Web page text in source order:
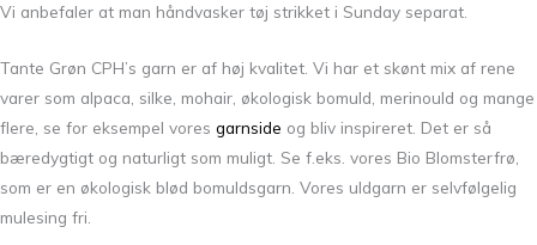
Vi anbefaler at man håndvasker tøj strikket i Sunday separat.
Tante Grøn CPH’s garn er af høj kvalitet. Vi har et skønt mix af rene
varer som alpaca, silke, mohair, økologisk bomuld, merinould og mange
flere, se for eksempel vores garnside og bliv inspireret. Det er så
bæredygtigt og naturligt som muligt. Se f.eks. vores Bio Blomsterfrø,
som er en økologisk blød bomuldsgarn. Vores uldgarn er selvfølgelig
mulesing fri.